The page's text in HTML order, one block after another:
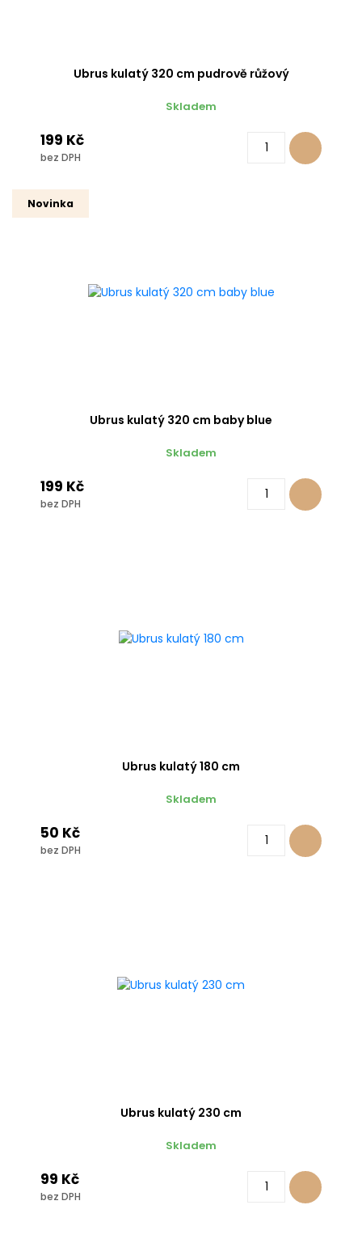
Ubrus kulatý 320 cm pudrově růžový
Skladem
199 Kč
bez DPH
Novinka
Ubrus kulatý 320 cm baby blue
Skladem
199 Kč
bez DPH
Ubrus kulatý 180 cm
Skladem
50 Kč
bez DPH
Ubrus kulatý 230 cm
Skladem
99 Kč
bez DPH